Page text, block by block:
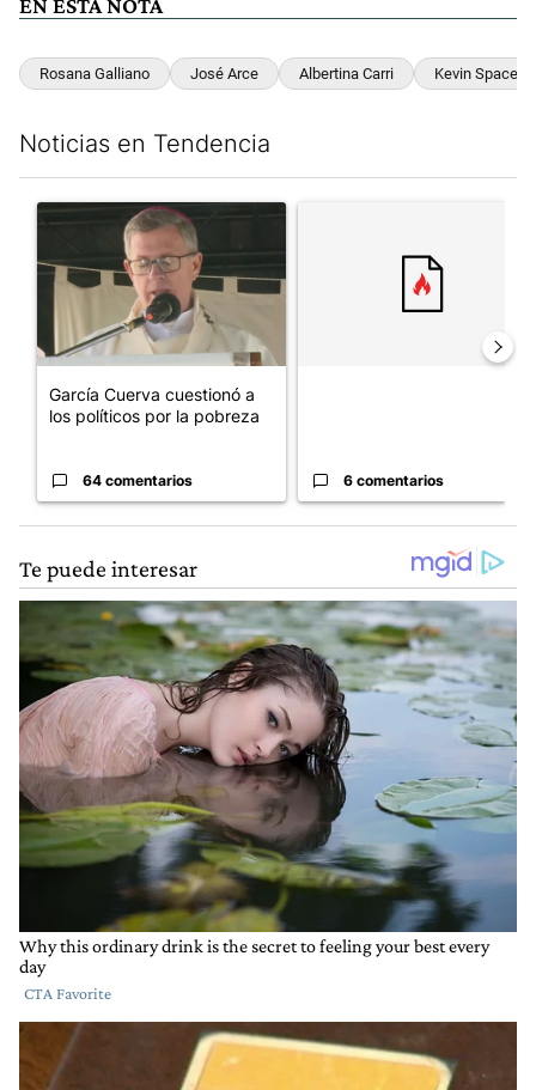
EN ESTA NOTA
Rosana Galliano José Arce Albertina Carri Kevin Spacey
Noticias en Tendencia
Un artículo de tendencia con el título "García Cuerva
García Cuerva cuestionó a
los políticos por la pobreza
64 comentarios 6 comentarios